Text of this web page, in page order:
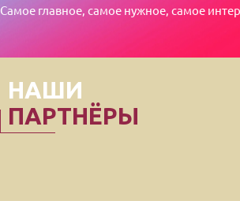
Самое главное, самое нужное, самое
НАШИ
ПАРТНЁРЫ